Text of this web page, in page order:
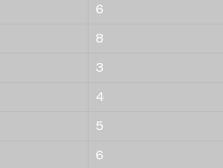
6
8
3
4
5
6